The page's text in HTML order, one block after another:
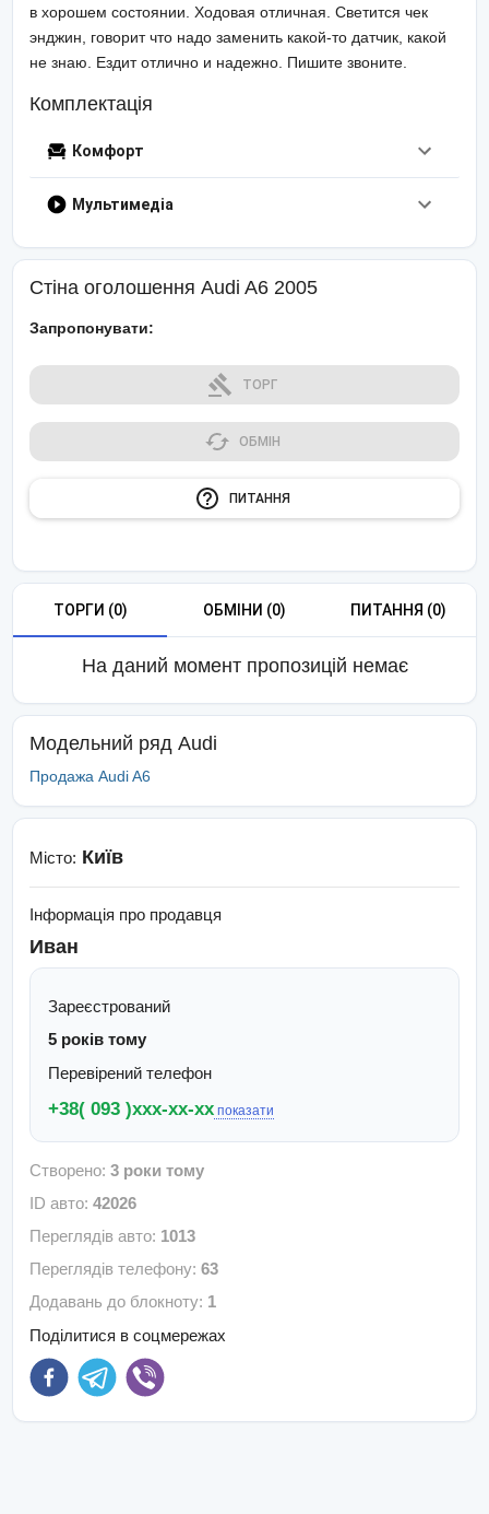
в хорошем состоянии. Ходовая отличная. Светится чек
энджин, говорит что надо заменить какой-то датчик, какой
не знаю. Ездит отлично и надежно. Пишите звоните.
Комплектація
Комфорт
Мультируль
Мультимедіа
CD MP3
Стіна оголошення Audi A6 2005
Запропонувати:
ТОРГ
ОБМІН
ПИТАННЯ
ТОРГИ (0) ОБМІНИ (0) ПИТАННЯ (0)
На даний момент пропозицій немає
Модельний ряд Audi
Продажа Audi A6
Місто: Київ
Інформація про продавця
Иван
Зареєстрований
5 років тому
Перевірений телефон
+38( 093 )xxx-xx-xx показати
Створено: 3 роки тому
ID авто: 42026
Переглядів авто: 1013
Переглядів телефону: 63
Додавань до блокноту: 1
Поділитися в соцмережах